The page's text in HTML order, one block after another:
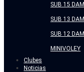
SUB 15
SUB 13
SUB 12
MINIVOLEY
Clubes
Noticias